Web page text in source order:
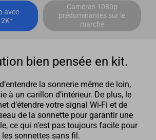
avec
Caméras 1080p
prédominantes sur le
marché
bien pensée en kit.
la sonnerie même de loin,
à un carillon d’intérieur. De plus, le
d’étendre votre signal Wi-Fi et de
de la sonnette pour garantir une
ce qui n’est pas toujours facile pour
les sonnettes sans fil.